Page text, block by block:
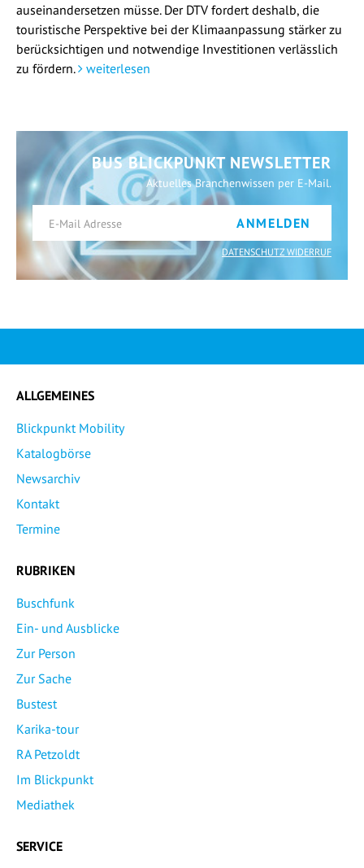
auseinandersetzen müsse. Der DTV fordert deshalb, die
touristische Perspektive bei der Klimaanpassung stärker zu
berücksichtigen und notwendige Investitionen verlässlich
zu fördern.
weiterlesen
BUS BLICKPUNKT NEWSLETTER
Aktuelles Branchenwissen per E-Mail.
ANMELDEN
DATENSCHUTZ WIDERRUF
ALLGEMEINES
Blickpunkt Mobility
Katalogbörse
Newsarchiv
Kontakt
Termine
RUBRIKEN
Buschfunk
Ein- und Ausblicke
Zur Person
Zur Sache
Bustest
Karika-tour
RA Petzoldt
Im Blickpunkt
Mediathek
SERVICE